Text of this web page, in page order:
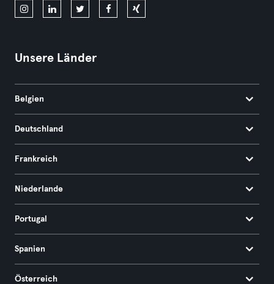
Unsere Länder
Belgien
Deutschland
Frankreich
Niederlande
Portugal
Spanien
Österreich